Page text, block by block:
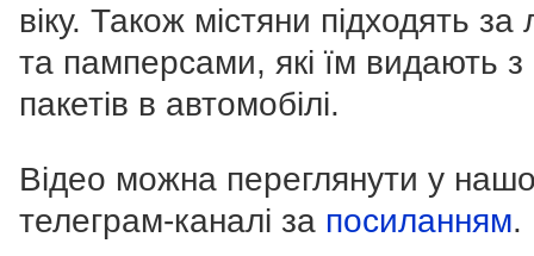
віку. Також містяни підходять за
та памперсами, які їм видають з
пакетів в автомобілі.
Відео можна переглянути у
телеграм-каналі за посиланням.